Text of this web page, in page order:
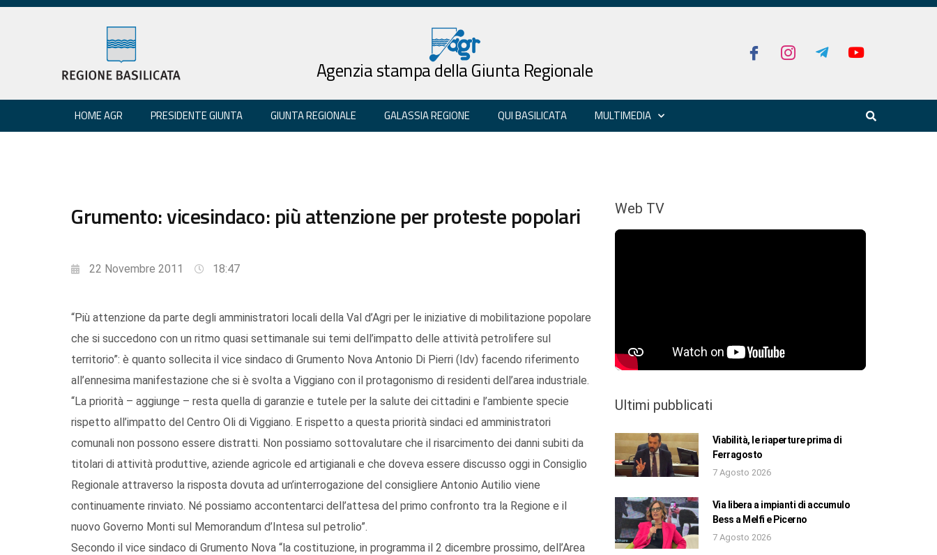
Agenzia stampa della Giunta Regionale
HOME AGR PRESIDENTE GIUNTA GIUNTA REGIONALE GALASSIA REGIONE QUI BASILICATA MULTIMEDIA
Grumento: vicesindaco: più attenzione per proteste popolari
22 Novembre 2011 18:47
“Più attenzione da parte degli amministratori locali della Val d’Agri per le iniziative di mobilitazione popolare
che si succedono con un ritmo quasi settimanale sui temi dell’impatto delle attività petrolifere sul
territorio”: è quanto sollecita il vice sindaco di Grumento Nova Antonio Di Pierri (Idv) facendo riferimento
all’ennesima manifestazione che si è svolta a Viggiano con il protagonismo di residenti dell’area industriale.
“La priorità – aggiunge – resta quella di garanzie e tutele per la salute dei cittadini e l’ambiente specie
rispetto all’impatto del Centro Oli di Viggiano. E rispetto a questa priorità sindaci ed amministratori
comunali non possono essere distratti. Non possiamo sottovalutare che il risarcimento dei danni subiti da
titolari di attività produttive, aziende agricole ed artigianali e che doveva essere discusso oggi in Consiglio
Regionale attraverso la risposta dovuta ad un’interrogazione del consigliere Antonio Autilio viene
continuamente rinviato. Né possiamo accontentarci dell’attesa del primo confronto tra la Regione e il
nuovo Governo Monti sul Memorandum d’Intesa sul petrolio”.
Secondo il vice sindaco di Grumento Nova “la costituzione, in programma il 2 dicembre prossimo, dell’Area
Web TV
Ultimi pubblicati
Viabilità, le riaperture prima di
Ferragosto
7 Agosto 2026
Via libera a impianti di accumulo
Bess a Melfi e Picerno
7 Agosto 2026